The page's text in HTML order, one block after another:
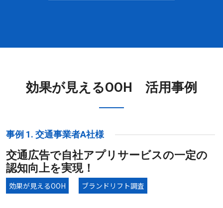
効果が見えるOOH 活用事例
事例 1. 交通事業者A社様
交通広告で自社アプリサービスの一定の
認知向上を実現！
効果が見えるOOH ブランドリフト調査